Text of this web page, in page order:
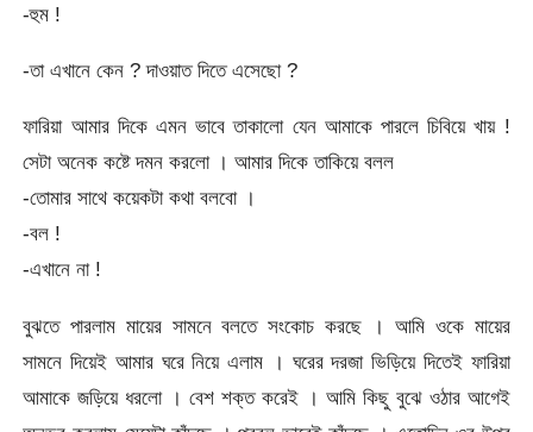
-হুম !
-তা এখানে কেন ? দাওয়াত দিতে এসেছো ?
ফারিয়া আমার দিকে এমন ভাবে তাকালো যেন আমাকে পারলে চিবিয়ে খায় !
সেটা অনেক কষ্টে দমন করলো । আমার দিকে তাকিয়ে বলল
-তোমার সাথে কয়েকটা কথা বলবো ।
-বল !
-এখানে না !
বুঝতে পারলাম মায়ের সামনে বলতে সংকোচ করছে । আমি ওকে মায়ের
সামনে দিয়েই আমার ঘরে নিয়ে এলাম । ঘরের দরজা ভিড়িয়ে দিতেই ফারিয়া
আমাকে জড়িয়ে ধরলো । বেশ শক্ত করেই । আমি কিছু বুঝে ওঠার আগেই